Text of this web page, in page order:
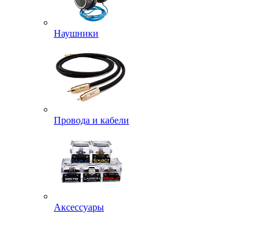
Наушники
Провода и кабели
Аксессуары